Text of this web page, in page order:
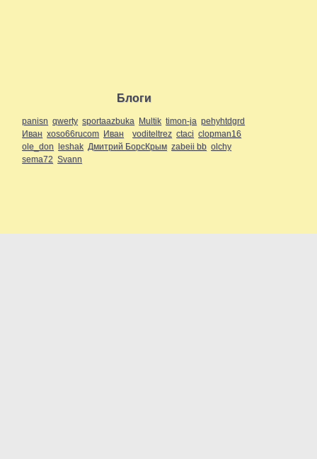
Блоги
panisn qwerty sportaazbuka Multik timon-ja pehyhtdgrd
Иван xoso66rucom Иван voditeltrez ctaci clopman16
ole_don leshak Дмитрий БорсКрым zabeii bb olchy
sema72 Svann